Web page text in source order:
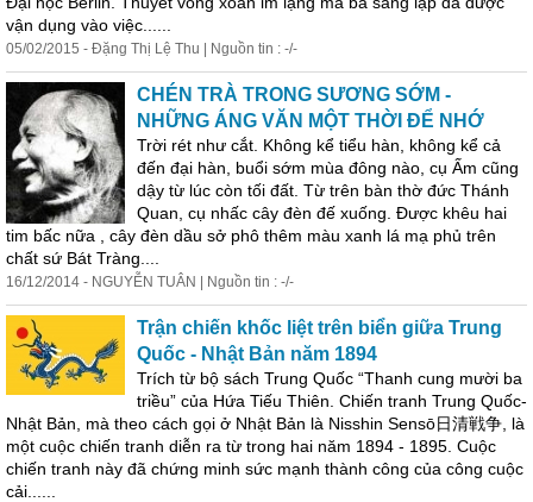
vận dụng vào việc......
05/02/2015 - Đặng Thị Lệ Thu | Nguồn tin : -/-
CHÉN TRÀ TRONG SƯƠNG SỚM -
NHỮNG ÁNG VĂN MỘT THỜI ĐỂ NHỚ
Trời rét như cắt. Không kể tiểu hàn, không kể cả
đến đại hàn, buổi sớm mùa đông nào, cụ Ấm cũng
dậy từ lúc còn tối đất. Từ trên bàn thờ đức Thánh
Quan, cụ nhấc cây đèn đế xuống. Được khêu hai
tim bấc nữa , cây đèn dầu sở phô thêm màu xanh lá mạ phủ trên
chất sứ Bát Tràng....
16/12/2014 - NGUYỄN TUÂN | Nguồn tin : -/-
Trận chiến khốc liệt trên biển giữa Trung
Quốc - Nhật Bản năm 1894
Trích từ bộ sách Trung Quốc “Thanh cung mười ba
triều” của Hứa Tiếu Thiên. Chiến tranh Trung Quốc-
Nhật Bản, mà theo cách gọi ở Nhật Bản là Nisshin Sensō日清戦争, là
một cuộc chiến tranh diễn ra từ trong hai năm 1894 - 1895. Cuộc
chiến tranh này đã chứng minh sức mạnh thành công của công cuộc
cải......